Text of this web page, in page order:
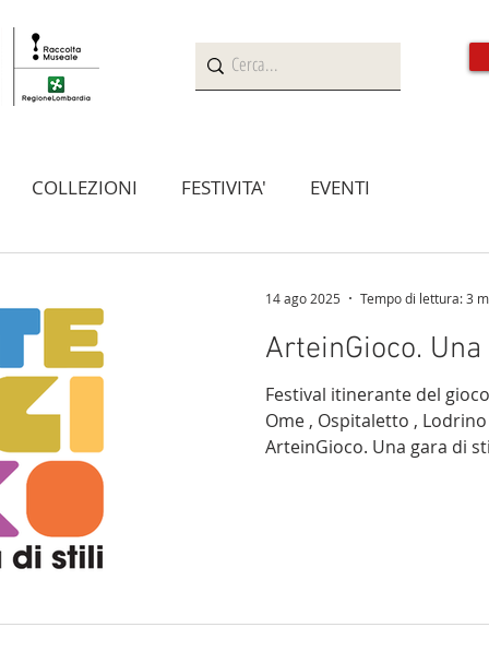
CASA MUSEO BORGO DEL MAGLIO
COLLEZIONI FESTIVITA' EVENTI
ArteinGioco.
Festival itinerante del
Ome , Ospitaletto , Lodrino e Marcheno (BS).
ArteinGioco. Una gara di stili! è il progetto
Ospit
14 ago 2025 Tempo di lettura: 3